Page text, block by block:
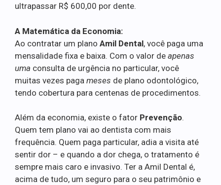
ultrapassar R$ 600,00 por dente.
A Matemática da Economia:
Ao contratar um plano Amil Dental, você paga uma
mensalidade fixa e baixa. Com o valor de apenas
uma consulta de urgência no particular, você
muitas vezes paga meses de plano odontológico,
tendo cobertura para centenas de procedimentos.
Além da economia, existe o fator Prevenção.
Quem tem plano vai ao dentista com mais
frequência. Quem paga particular, adia a visita até
sentir dor – e quando a dor chega, o tratamento é
sempre mais caro e invasivo. Ter a Amil Dental é,
acima de tudo, um seguro para o seu patrimônio e